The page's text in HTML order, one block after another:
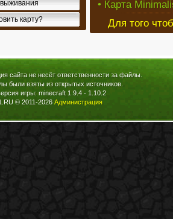
карту?
• Карта
Для того
сайта не несёт ответственности за файлы.
были взяты из открытых источников.
игры: minecraft 1.9.4 - 1.10.2
© 2011-2026 Администрация